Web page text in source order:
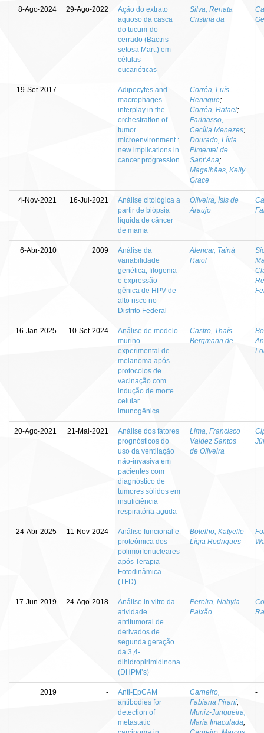
8-Ago-2024 29-Ago-2022
Ação do extrato
aquoso da casca
do tucum-do-
cerrado (Bactris
setosa Mart.) em
células
eucarióticas
Silva, Renata
Cristina da
19-Set-2017 -
Adipocytes and
macrophages
interplay in the
orchestration of
tumor
microenvironment :
new implications in
cancer progression
Corrêa, Luís
Henrique;
Corrêa, Rafael;
Farinasso,
Cecília Menezes;
Dourado, Lívia
Pimentel de
Sant’Ana;
Magalhães, Kelly
Grace
-
4-Nov-2021 16-Jul-2021
Análise citológica a
partir de biópsia
líquida de câncer
de mama
Oliveira, Ísis de
Araujo
6-Abr-2010 2009
Análise da
variabilidade
genética, filogenia
e expressão
gênica de HPV de
alto risco no
Distrito Federal
Alencar, Tainá
Raiol
16-Jan-2025 10-Set-2024
Análise de modelo
murino
experimental de
melanoma após
protocolos de
vacinação com
indução de morte
celular
imunogênica.
Castro, Thaís
Bergmann de
20-Ago-2021 21-Mai-2021
Análise dos fatores
prognósticos do
uso da ventilação
não-invasiva em
pacientes com
diagnóstico de
tumores sólidos em
insuficiência
respiratória aguda
Lima, Francisco
Valdez Santos
de Oliveira
24-Abr-2025 11-Nov-2024
Análise funcional e
proteômica dos
polimorfonucleares
após Terapia
Fotodinâmica
(TFD)
Botelho, Katyelle
Lígia Rodrigues
17-Jun-2019 24-Ago-2018
Análise in vitro da
atividade
antitumoral de
derivados de
segunda geração
da 3,4-
dihidropirimidinona
(DHPM’s)
Pereira, Nabyla
Paixão
2019 -
Anti‑EpCAM
antibodies for
detection of
metastatic
Carneiro,
Fabiana Pirani;
Muniz‑Junqueira,
Maria Imaculada;
-